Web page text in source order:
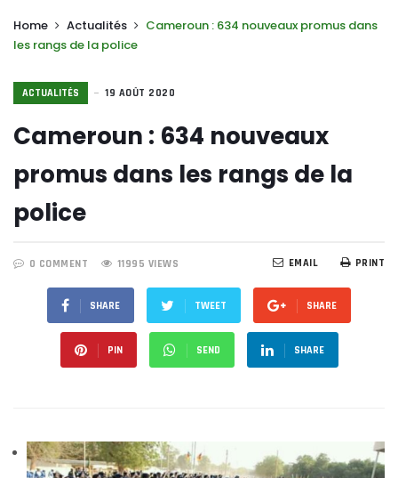
Home Actualités
Cameroun : 634 nouveaux promus dans
les rangs de la police
ACTUALITÉS 19 AOÛT 2020
Cameroun : 634 nouveaux
promus dans les rangs de la
police
0 COMMENT 11995 VIEWS PRINT
EMAIL
SHARE TWEET SHARE
PIN SEND SHARE